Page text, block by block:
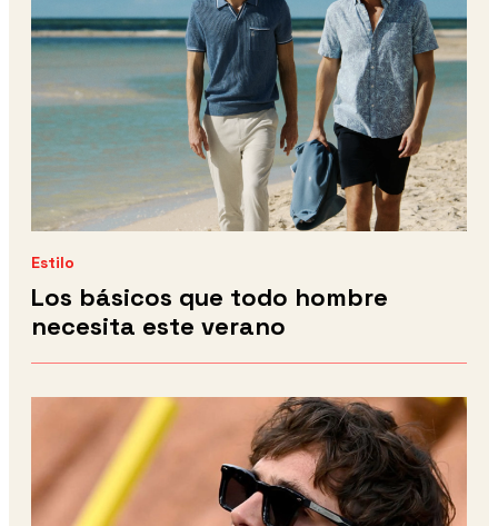
Estilo
Los básicos que todo hombre
necesita este verano